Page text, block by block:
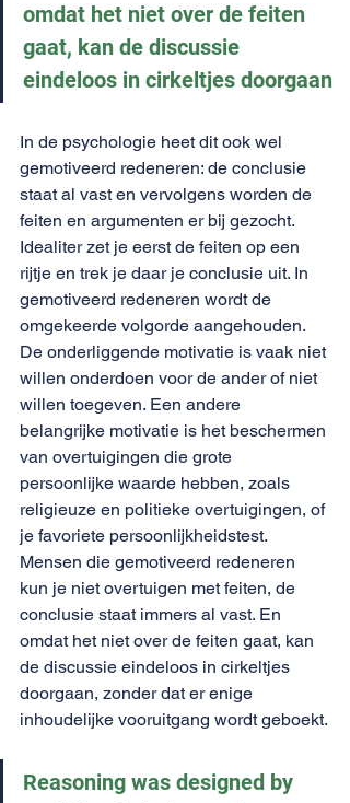
omdat het niet over de feiten
gaat, kan de discussie
eindeloos in cirkeltjes doorgaan
In de psychologie heet dit ook wel
gemotiveerd redeneren: de conclusie
staat al vast en vervolgens worden de
feiten en argumenten er bij gezocht.
Idealiter zet je eerst de feiten op een
rijtje en trek je daar je conclusie uit. In
gemotiveerd redeneren wordt de
omgekeerde volgorde aangehouden.
De onderliggende motivatie is vaak niet
willen onderdoen voor de ander of niet
willen toegeven. Een andere
belangrijke motivatie is het beschermen
van overtuigingen die grote
persoonlijke waarde hebben, zoals
religieuze en politieke overtuigingen, of
je favoriete persoonlijkheidstest.
Mensen die gemotiveerd redeneren
kun je niet overtuigen met feiten, de
conclusie staat immers al vast. En
omdat het niet over de feiten gaat, kan
de discussie eindeloos in cirkeltjes
doorgaan, zonder dat er enige
inhoudelijke vooruitgang wordt geboekt.
Reasoning was designed by